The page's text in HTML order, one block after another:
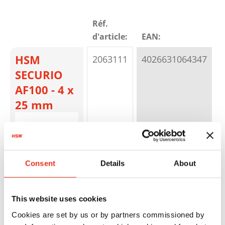
Consent Details About
This website uses cookies
Cookies are set by us or by partners commissioned by
Réf.
d'article:
EAN:
HSM
SECURIO
AF100 - 4 x
25 mm
2063111 4026631064347